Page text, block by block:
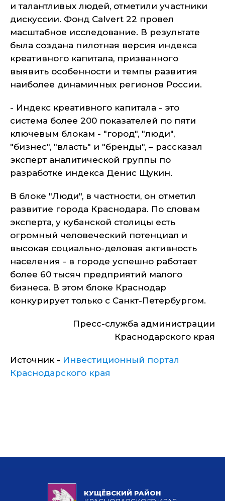
и талантливых людей, отметили участники
дискуссии. Фонд Calvert 22 провел
масштабное исследование. В результате
была создана пилотная версия индекса
креативного капитала, призванного
выявить особенности и темпы развития
наиболее динамичных регионов России.
- Индекс креативного капитала - это
система более 200 показателей по пяти
ключевым блокам - "город", "люди",
"бизнес", "власть" и "бренды", – рассказал
эксперт аналитической группы по
разработке индекса Денис Щукин.
В блоке "Люди", в частности, он отметил
развитие города Краснодара. По словам
эксперта, у кубанской столицы есть
огромный человеческий потенциал и
высокая социально-деловая активность
населения - в городе успешно работает
более 60 тысяч предприятий малого
бизнеса. В этом блоке Краснодар
конкурирует только с Санкт-Петербургом.
Пресс-служба администрации
Краснодарского края
Источник - Инвестиционный портал
Краснодарского края
КУЩЁВСКИЙ РАЙОН